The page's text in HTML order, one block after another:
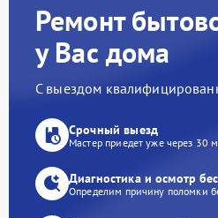
Ремонт
у Вас дома
С выездом
Срочный выезд
Мастер приедет уже через 30
Диагностика и осмотр
Определим причину поломки